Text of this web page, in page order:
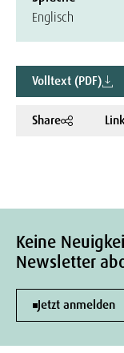
Englisch
Volltext (PDF)
Share
Keine
Newsletter
Jetzt anmelden